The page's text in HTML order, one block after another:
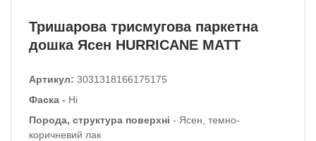
Тришарова трисмугова паркетна
дошка Ясен HURRICANE MATT
Артикул: 3031318166175175
Фаска - Ні
Порода, структура поверхні - Ясен, темно-
коричневий лак